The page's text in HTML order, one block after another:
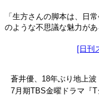
「生方さんの脚本は、日
のような不思議な魅力が
[日刊
蒼井優、18年ぶり地上波
7月期TBS金曜ドラマ『T